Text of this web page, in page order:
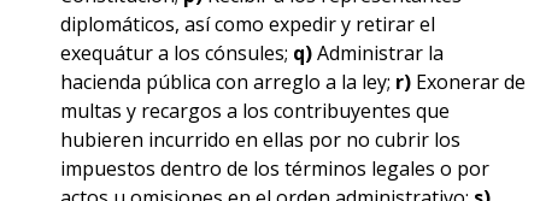
diplomáticos, así como expedir y retirar el
exequátur a los cónsules; q)Administrar la
hacienda pública con arreglo a la ley; r) Exonerar de
multas y recargos a los contribuyentes que
hubieren incurrido en ellas por no cubrir los
impuestos dentro de los términos legales o por